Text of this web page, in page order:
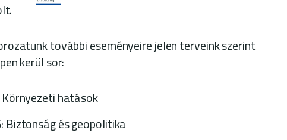
további eseményeire jelen terveink szerint
kerül sor:
hatások
Biztonság és geopolitika